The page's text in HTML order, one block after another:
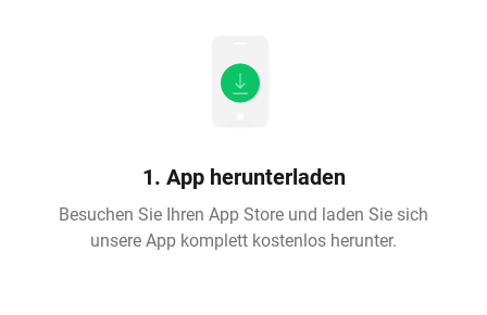
1. App herunterladen
Besuchen Sie Ihren App Store und laden Sie sich
unsere App komplett kostenlos herunter.